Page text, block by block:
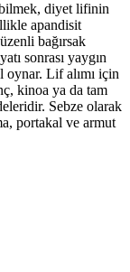
diyet lifinin
apandisit
bağırsak
sonrası yaygın
oynar. Lif alımı için
kinoa ya da tam
Sebze olarak
portakal ve armut